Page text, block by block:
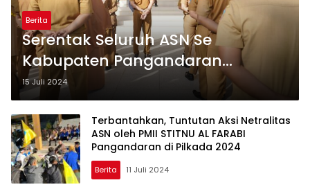
Berita
Serentak Seluruh ASN Se
Kabupaten Pangandaran
Melaksanakan Deklarasi dan
Ikrar Netralitas Pilkada 2024
15 Juli 2024
Terbantahkan, Tuntutan Aksi Netralitas
ASN oleh PMII STITNU AL FARABI
Pangandaran di Pilkada 2024
Berita 11 Juli 2024